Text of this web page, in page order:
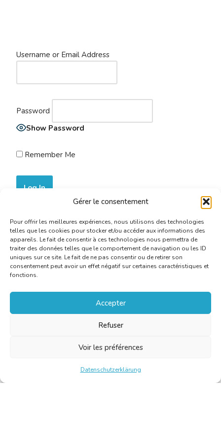
Gérer le consentement
Pour offrir les meilleures expériences, nous utilisons des technologies
telles que les cookies pour stocker et/ou accéder aux informations des
appareils. Le fait de consentir à ces technologies nous permettra de
traiter des données telles que le comportement de navigation ou les ID
uniques sur ce site. Le fait de ne pas consentir ou de retirer son
consentement peut avoir un effet négatif sur certaines caractéristiques et
fonctions.
Accepter
Refuser
Voir les préférences
Datenschutzerklärung
Username or Email Address
Password
Show Password
Remember Me
Join Now|Lost Password?